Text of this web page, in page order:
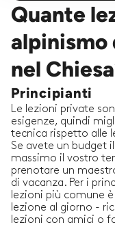
Quante
nel
Principianti
Le lezioni private
esigenze, quindi
tecnica rispetto alle
Se avete un budget
massimo il vostro
prenotare un
di vacanza. Per i
lezioni più comune
lezione al giorno -
lezioni con amici o